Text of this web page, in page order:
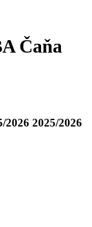
Čaňa
2026 2025/2026